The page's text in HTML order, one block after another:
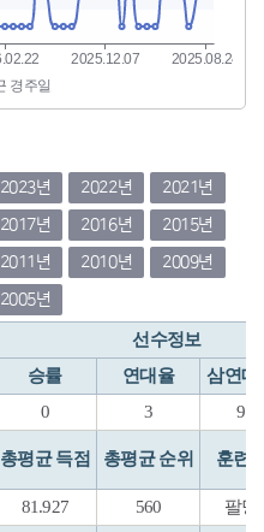
2023년 2022년
2021년
2017년 2016년
2015년
2011년 2010년
2009년
2005년
선수정보
승률 연대율
삼연대
0 3
9
총평균 득점 총평균 순위 훈련
81.927 560 팔당